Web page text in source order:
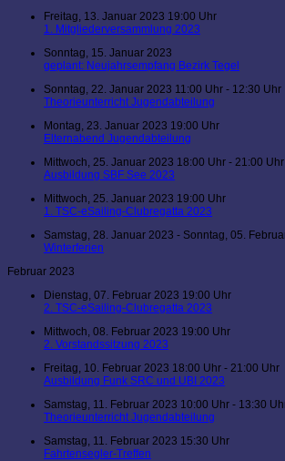
Freitag, 13. Januar 2023 19:00 Uhr
1. Mitgliederversammlung 2023
Sonntag, 15. Januar 2023
geplant: Neujahrsempfang Bezirk Tegel
Sonntag, 22. Januar 2023 11:00 Uhr - 12:30 Uhr
Theorieunterricht Jugendabteilung
Montag, 23. Januar 2023 19:00 Uhr
Elternabend Jugendabteilung
Mittwoch, 25. Januar 2023 18:00 Uhr - 21:00 Uhr
Ausbildung SBF See 2023
Mittwoch, 25. Januar 2023 19:00 Uhr
1. TSC-eSailing-Clubregatta 2023
Samstag, 28. Januar 2023 - Sonntag, 05.
Winterferien
Februar 2023
Dienstag, 07. Februar 2023 19:00 Uhr
2. TSC-eSailing-Clubregatta 2023
Mittwoch, 08. Februar 2023 19:00 Uhr
2. Vorstandssitzung 2023
Freitag, 10. Februar 2023 18:00 Uhr - 21:00 Uhr
Ausbildung Funk SRC und UBI 2023
Samstag, 11. Februar 2023 10:00 Uhr - 13:30
Theorieunterricht Jugendabteilung
Samstag, 11. Februar 2023 15:30 Uhr
Fahrtensegler-Treffen